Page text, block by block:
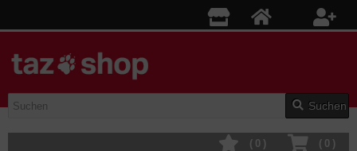
Suchen
( 0 )
( 0 )